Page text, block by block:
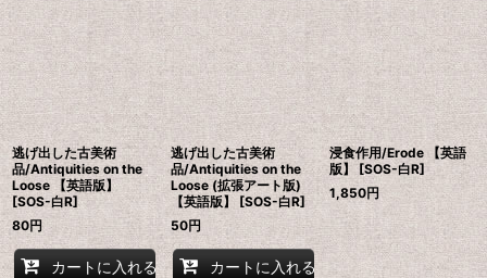
逃げ出した古美術
品/Antiquities on the
Loose 【英語版】
[SOS-白R]
80円
カートに入れる
逃げ出した古美術
品/Antiquities on the
Loose (拡張アート版)
【英語版】 [SOS-白R]
50円
カートに入れる
浸食作用/Erode 【英語
版】 [SOS-白R]
1,850円